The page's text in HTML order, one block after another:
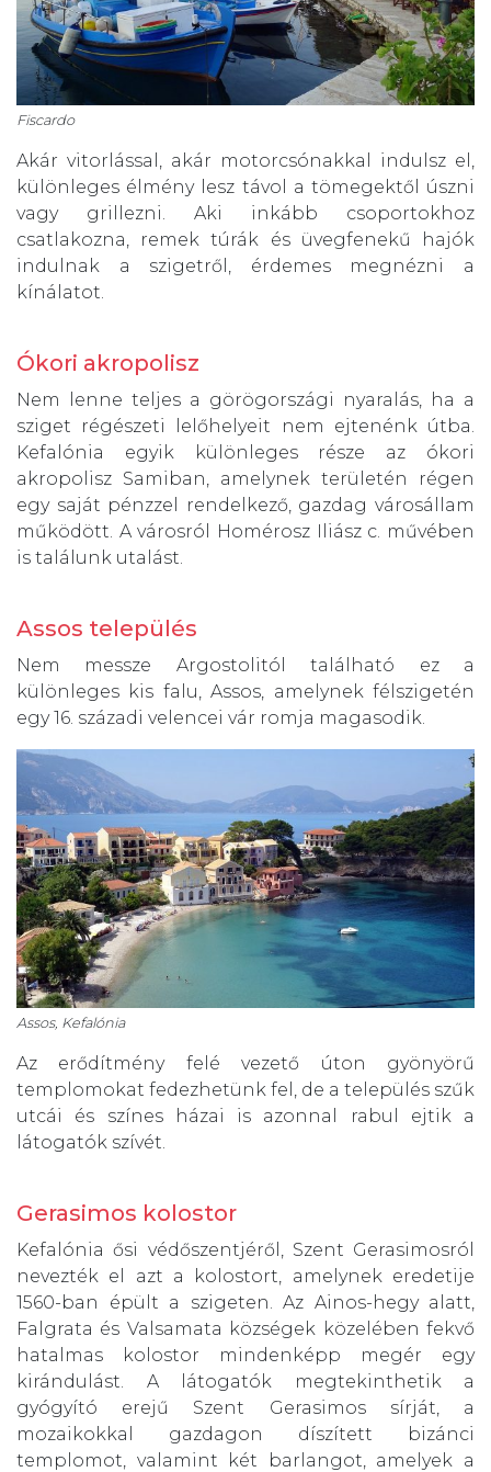
Fiscardo
Akár vitorlással, akár motorcsónakkal indulsz el,
különleges élmény lesz távol a tömegektől úszni
vagy grillezni. Aki inkább csoportokhoz
csatlakozna, remek túrák és üvegfenekű hajók
indulnak a szigetről, érdemes megnézni a
kínálatot.
Ókori akropolisz
Nem lenne teljes a görögországi nyaralás, ha a
sziget régészeti lelőhelyeit nem ejtenénk útba.
Kefalónia egyik különleges része az ókori
akropolisz Samiban, amelynek területén régen
egy saját pénzzel rendelkező, gazdag városállam
működött. A városról Homérosz Iliász c. művében
is találunk utalást.
Assos település
Nem messze Argostolitól található ez a
különleges kis falu, Assos, amelynek félszigetén
egy 16. századi velencei vár romja magasodik.
Assos, Kefalónia
Az erődítmény felé vezető úton gyönyörű
templomokat fedezhetünk fel, de a település szűk
utcái és színes házai is azonnal rabul ejtik a
látogatók szívét.
Gerasimos kolostor
Kefalónia ősi védőszentjéről, Szent Gerasimosról
nevezték el azt a kolostort, amelynek eredetije
1560-ban épült a szigeten. Az Ainos-hegy alatt,
Falgrata és Valsamata községek közelében fekvő
hatalmas kolostor mindenképp megér egy
kirándulást. A látogatók megtekinthetik a
gyógyító erejű Szent Gerasimos sírját, a
mozaikokkal gazdagon díszített bizánci
templomot, valamint két barlangot, amelyek a